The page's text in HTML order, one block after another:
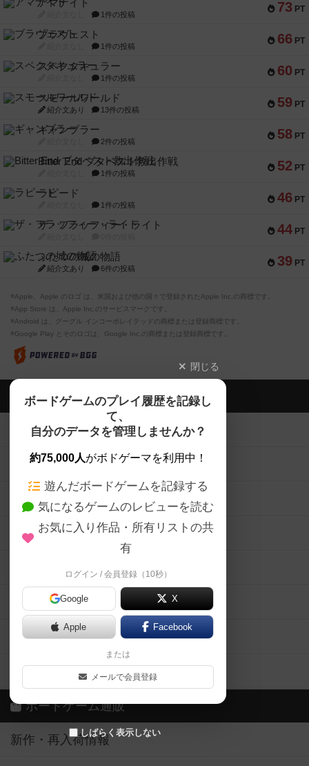
73 PT
アマナイト
1件の投稿
66 PT
ブラヴェスト
1件の投稿
60 PT
スペクタキュラー
1件の投稿
59 PT
スモールワールド
紹介文あり 13件の投稿
58 PT
ギャンブラー
2件の投稿
52 PT
Bitter End ブタペスト救出作戦
1件の投稿
46 PT
ラピード
1件の投稿
44 PT
ザ・フラッフィー・ライト
39 PT
ふたつの城の物語
紹介文あり 6件の投稿
※Apple、Apple のロゴ は、米国および他の国々で登録されたApple Inc.の商標です。
※App Store は、Apple Inc.のサービスマークです。
※Android は、グーグル インコーポレイテッドの商標または登録商標です。
※Google Play とそのロゴは、Google Inc.の商標または登録商標です。
閉じる
ボードゲームのプレイ履歴を記録し
て、
自分のデータを管理しませんか？
約75,000人がボドゲーマを利用中！
遊んだボードゲームを記録する
気になるゲームのレビューを読む
お気に入り作品・所有リストの共
有
ログイン / 会員登録（10秒）
Google X
Apple Facebook
または
メールで会員登録
しばらく表示しない
ボドゲーマTOP
ボードゲームを検索する
ボードゲームの新着レビュー
ボードゲーム会情報
メカニクス特集
掲示板・トピックス
ボドとも・会員一覧
ボードゲーム業界コラム
ボドゲーマご利用案内
ボードゲーム通販
新作・再入荷情報